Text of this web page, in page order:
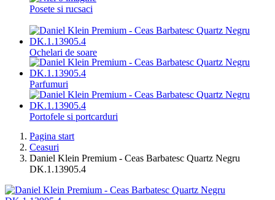
Posete si rucsaci
Ochelari de soare
Parfumuri
Portofele si portcarduri
Pagina start
Ceasuri
Daniel Klein Premium - Ceas Barbatesc Quartz Negru
DK.1.13905.4